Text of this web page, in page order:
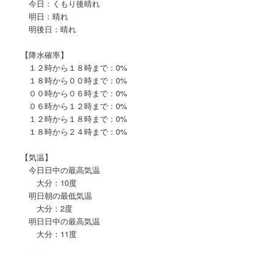
今日：くもり後晴れ
明日：晴れ
明後日：晴れ
【降水確率】
１２時から１８時まで：0%
１８時から００時まで：0%
００時から０６時まで：0%
０６時から１２時まで：0%
１２時から１８時まで：0%
１８時から２４時まで：0%
【気温】
今日日中の最高気温
大分：10度
明日朝の最低気温
大分：2度
明日日中の最高気温
大分：11度